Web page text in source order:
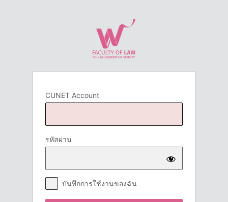
CUNET Account
รหัสผ่าน
บันทึกการใช้งานของฉัน